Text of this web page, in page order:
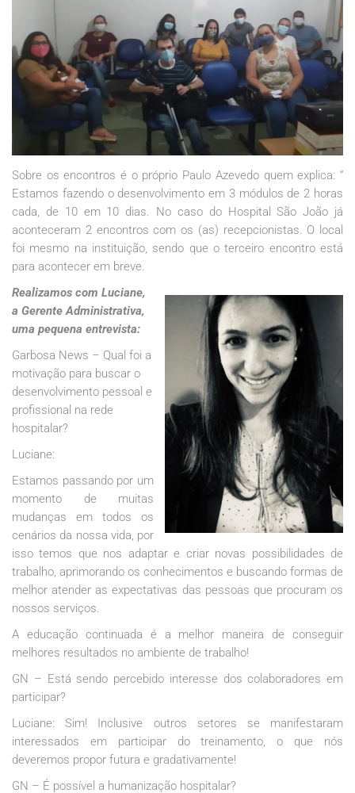
Sobre os encontros é o próprio Paulo Azevedo quem explica: “
Estamos fazendo o desenvolvimento em 3 módulos de 2 horas
cada, de 10 em 10 dias. No caso do Hospital São João já
aconteceram 2 encontros com os (as) recepcionistas. O local
foi mesmo na instituição, sendo que o terceiro encontro está
para acontecer em breve.
Realizamos com Luciane,
a Gerente Administrativa,
uma pequena entrevista:
Garbosa News – Qual foi a
motivação para buscar o
desenvolvimento pessoal e
profissional na rede
hospitalar?
Luciane:
Estamos passando por um
momento de muitas
mudanças em todos os
cenários da nossa vida, por
isso temos que nos adaptar e criar novas possibilidades de
trabalho, aprimorando os conhecimentos e buscando formas de
melhor atender as expectativas das pessoas que procuram os
nossos serviços.
A educação continuada é a melhor maneira de conseguir
melhores resultados no ambiente de trabalho!
GN – Está sendo percebido interesse dos colaboradores em
participar?
Luciane: Sim! Inclusive outros setores se manifestaram
interessados em participar do treinamento, o que nós
deveremos propor futura e gradativamente!
GN – É possível a humanização hospitalar?